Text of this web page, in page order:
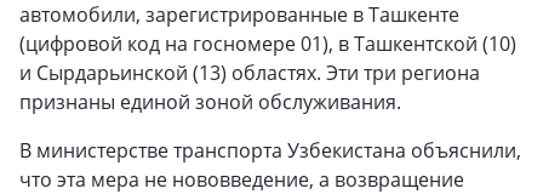
автомобили, зарегистрированные в Ташкенте
(цифровой код на госномере 01), в Ташкентской (10)
и Сырдарьинской (13) областях. Эти три региона
признаны единой зоной обслуживания.
В министерстве транспорта Узбекистана объяснили,
что эта мера не нововведение, а возвращение